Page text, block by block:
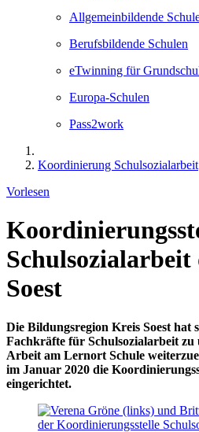
Allgemeinbildende
Berufsbildende Schulen
eTwinning für
Europa-Schulen
Pass2work
Koordinierung Schulsozialarbeit
Vorlesen
Schulsozialarbeit
Soest
Die Bildungsregion Kreis Soest hat
Fachkräfte für Schulsozialarbeit zu
Arbeit am Lernort Schule
im Januar 2020 die
eingerichtet.